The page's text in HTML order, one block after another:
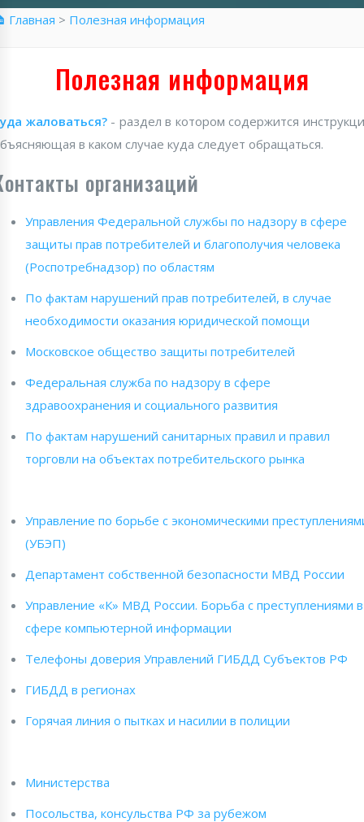
Главная > Полезная информация
Полезная информация
жаловаться?- раздел в котором содержится
в каком случае куда следует обращаться.
организаций
Управления Федеральной службы по надзору в сфере
защиты прав потребителей и благополучия человека
(Роспотребнадзор) по областям
По фактам нарушений прав потребителей, в случае
необходимости оказания юридической помощи
Московское общество защиты потребителей
Федеральная служба по надзору в сфере
здравоохранения и социального развития
По фактам нарушений санитарных правил и правил
торговли на объектах потребительского рынка
Управление по борьбе с экономическими
(УБЭП)
Департамент собственной безопасности МВД России
Управление «К» МВД России. Борьба с преступлениями в
сфере компьютерной информации
Телефоны доверия Управлений ГИБДД Субъектов РФ
ГИБДД в регионах
Горячая линия о пытках и насилии в полиции
Министерства
Посольства, консульства РФ за рубежом